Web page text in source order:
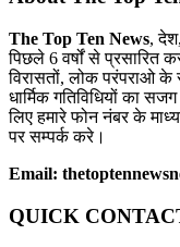
The Top Ten News,
पिछले 6 वर्षों से प्रसारित
विरासतों, लोक परंपराओ
धार्मिक गतिविधियों का
लिए हमारे फोन नंबर के
पर सम्पर्क करे।
Email:
QUICK